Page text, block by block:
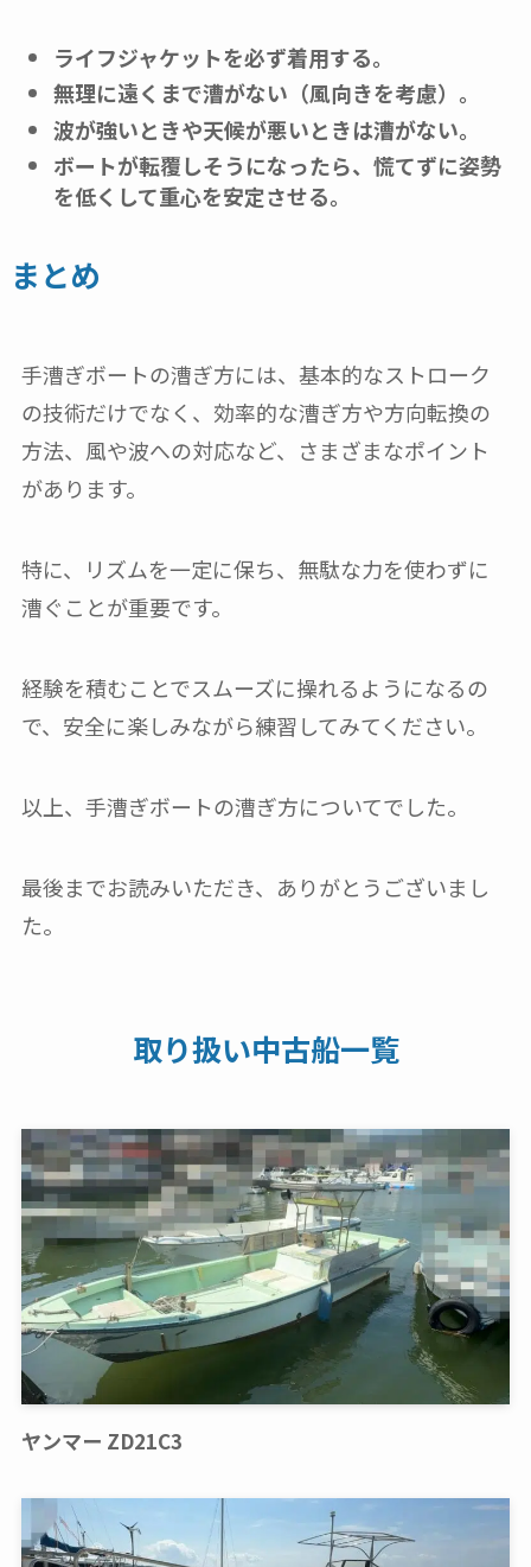
ライフジャケットを必ず着用する。
無理に遠くまで漕がない（風向きを考慮）。
波が強いときや天候が悪いときは漕がない。
ボートが転覆しそうになったら、慌てずに姿勢
を低くして重心を安定させる。
まとめ
手漕ぎボートの漕ぎ方には、基本的なストローク
の技術だけでなく、効率的な漕ぎ方や方向転換の
方法、風や波への対応など、さまざまなポイント
があります。
特に、リズムを一定に保ち、無駄な力を使わずに
漕ぐことが重要です。
経験を積むことでスムーズに操れるようになるの
で、安全に楽しみながら練習してみてください。
以上、手漕ぎボートの漕ぎ方についてでした。
最後までお読みいただき、ありがとうございまし
た。
取り扱い中古船一覧
ヤンマー ZD21C3